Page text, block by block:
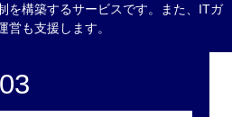
を構築するサービスです。また、ITガ
営も支援します。